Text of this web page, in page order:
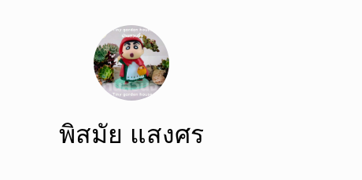
พิสมัย แสงศร